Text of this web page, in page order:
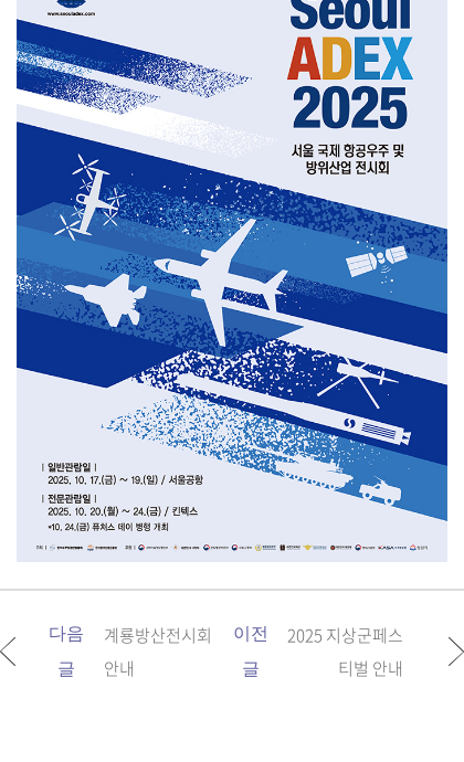
다음
글
계룡방산전시회
안내
이전
글
2025 지상군페스
티벌 안내